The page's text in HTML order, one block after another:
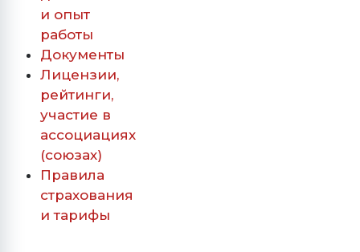
и опыт
работы
Документы
Лицензии,
рейтинги,
участие в
ассоциациях
(союзах)
Правила
страхования
и тарифы